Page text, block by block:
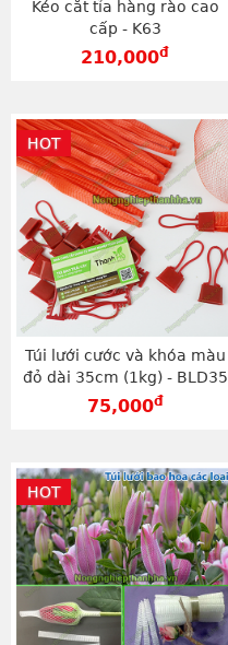
Kéo cắt tỉa hàng rào cao
cấp - K63
210,000đ
Túi lưới cước và khóa màu
đỏ dài 35cm (1kg) - BLD35
75,000đ
HOT
HOT